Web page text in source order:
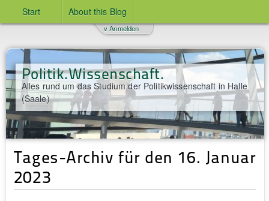
Start About this Blog
Politik.Wissenschaft.
Alles rund um das Studium der Politikwissenschaft in Halle
(Saale)
v Anmelden
Tages-Archiv für den 16. Januar
2023